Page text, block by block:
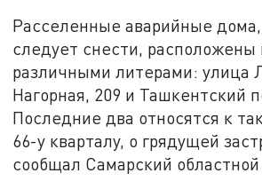
Расселенные аварийные
следует снести, расположены
различными литерами: улица
Нагорная, 209 и Ташкентский
Последние два относятся к
66-у кварталу, о грядущей
сообщал Самарский